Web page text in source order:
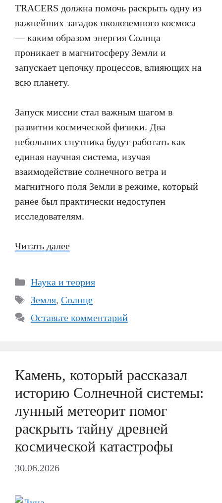
TRACERS должна помочь раскрыть одну из
важнейших загадок околоземного космоса
— каким образом энергия Солнца
проникает в магнитосферу Земли и
запускает цепочку процессов, влияющих на
всю планету.
Запуск миссии стал важным шагом в
развитии космической физики. Два
небольших спутника будут работать как
единая научная система, изучая
взаимодействие солнечного ветра и
магнитного поля Земли в режиме, который
ранее был практически недоступен
исследователям.
Читать далее
Рубрики
Наука и теория
Метки
Земля, Солнце
Оставьте комментарий
Камень, который рассказал
историю Солнечной системы:
лунный метеорит помог
раскрыть тайну древней
космической катастрофы
30.06.2026